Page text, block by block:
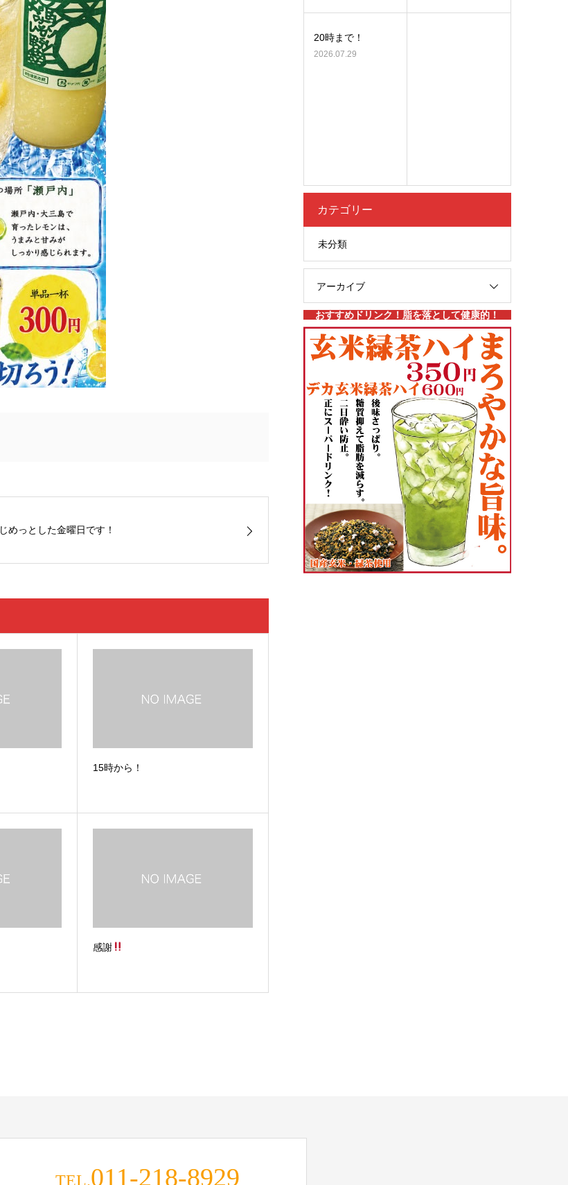
じめっとした金曜日です！
15時から！
感謝
20時まで！
2026.07.29
カテゴリー
未分類
アーカイブ
おすすめドリンク！脂を落として健康的！
TEL.011-218-8929